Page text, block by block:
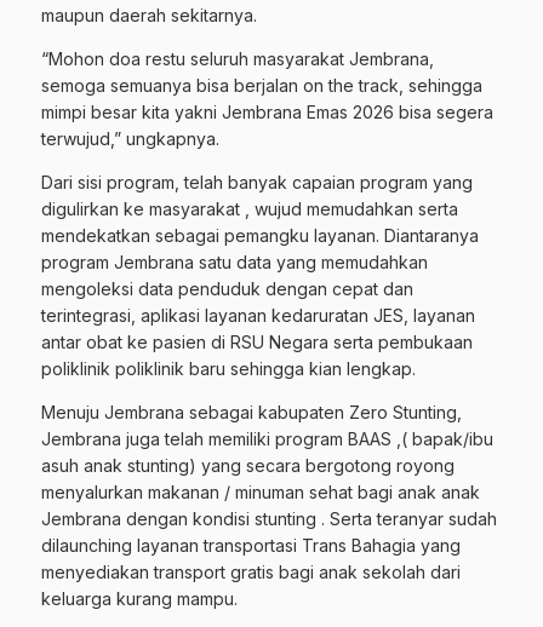
maupun daerah sekitarnya.
“Mohon doa restu seluruh masyarakat Jembrana,
semoga semuanya bisa berjalan on the track, sehingga
mimpi besar kita yakni Jembrana Emas 2026 bisa segera
terwujud,” ungkapnya.
Dari sisi program, telah banyak capaian program yang
digulirkan ke masyarakat , wujud memudahkan serta
mendekatkan sebagai pemangku layanan. Diantaranya
program Jembrana satu data yang memudahkan
mengoleksi data penduduk dengan cepat dan
terintegrasi, aplikasi layanan kedaruratan JES, layanan
antar obat ke pasien di RSU Negara serta pembukaan
poliklinik poliklinik baru sehingga kian lengkap.
Menuju Jembrana sebagai kabupaten Zero Stunting,
Jembrana juga telah memiliki program BAAS ,( bapak/ibu
asuh anak stunting) yang secara bergotong royong
menyalurkan makanan / minuman sehat bagi anak anak
Jembrana dengan kondisi stunting . Serta teranyar sudah
dilaunching layanan transportasi Trans Bahagia yang
menyediakan transport gratis bagi anak sekolah dari
keluarga kurang mampu.